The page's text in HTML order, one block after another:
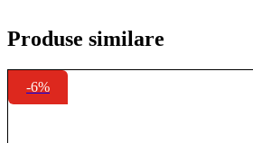
Produse similare
-6%